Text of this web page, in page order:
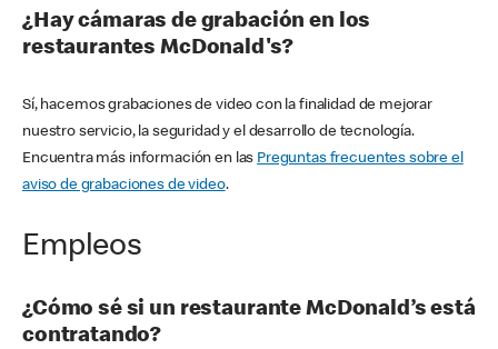
¿Hay cámaras de grabación en los
restaurantes McDonald's?
Sí, hacemos grabaciones de video con la finalidad de mejorar
nuestro servicio, la seguridad y el desarrollo de tecnología.
Encuentra más información en las Preguntas frecuentes sobre el
aviso de grabaciones de video.
Empleos
¿Cómo sé si un restaurante McDonald’s está
contratando?